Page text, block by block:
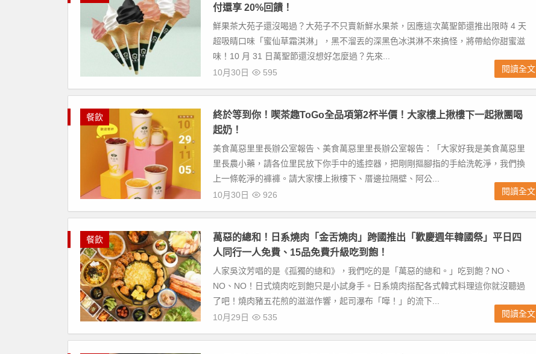
付還享 20%回饋！
鮮果茶大苑子還沒喝過？大苑子不只賣新鮮水果茶，因應這次萬聖節還推出限時 4 天
超吸睛口味「蜜仙草霜淇淋」，黑不溜丟的深黑色冰淇淋不來搞怪，將帶給你甜蜜滋
味！10 月 31 日萬聖節還沒想好怎麼過？先來...
10月30日
595 閱讀全文
餐飲
終於等到你！喫茶趣ToGo全品項第2杯半價！大家樓上揪樓下一起揪團喝
起奶！
美食萬惡里里長辦公室報告、美食萬惡里里長辦公室報告：「大家好我是美食萬惡里
里長農小藥，請各位里民放下你手中的遙控器，把剛剛摳腳指的手給洗乾淨，我們換
上一條乾淨的褲褲。請大家樓上揪樓下、厝邊拉隔壁、阿公...
10月30日
926 閱讀全文
餐飲
萬惡的總和！日系燒肉「金舌燒肉」跨國推出「歡慶週年韓國祭」平日四
人同行一人免費、15品免費升級吃到飽！
人家吳汶芳唱的是《孤獨的總和》，我們吃的是「萬惡的總和。」吃到飽？NO、
NO、NO！日式燒肉吃到飽只是小試身手。日系燒肉搭配各式韓式料理這你就沒聽過
了吧！燒肉豬五花煎的滋滋作響，起司瀑布「嘩！」的流下...
10月29日
535 閱讀全文